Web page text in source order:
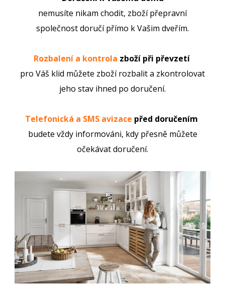
nemusíte nikam chodit, zboží přepravní
společnost doručí přímo k Vašim dveřím.
Rozbalení a kontrola zboží při převzetí
pro Váš klid můžete zboží rozbalit a zkontrolovat
jeho stav ihned po doručení.
Telefonická a SMS avizace před doručením
budete vždy informováni, kdy přesně můžete
očekávat doručení.